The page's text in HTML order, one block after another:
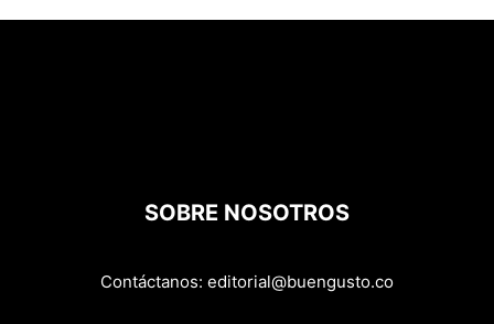
SOBRE NOSOTROS
Contáctanos: editorial@buengusto.co